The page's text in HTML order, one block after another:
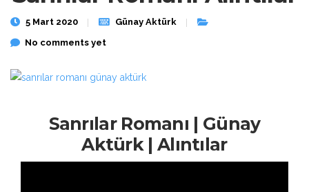
5 Mart 2020
Günay Aktürk
No comments yet
Sanrılar Romanı | Günay
Aktürk | Alıntılar